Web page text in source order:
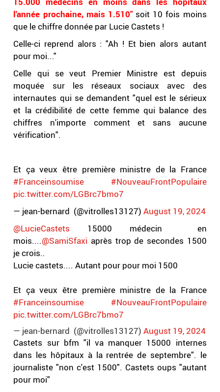
l'année prochaine, mais 1.510" soit 10 fois moins
que le chiffre donnée par Lucie Castets !
Celle-ci reprend alors : "Ah ! Et bien alors autant
pour moi..."
Celle qui se veut Premier Ministre est depuis
moquée sur les réseaux sociaux avec des
internautes qui se demandent "quel est le sérieux
et la crédibilité de cette femme qui balance des
chiffres n'importe comment et sans aucune
vérification".
Et ça veux être première ministre de la France
#Franceinsoumise
#NouveauFrontPopulaire
pic.twitter.com/LGBrc7bmo7
— jean-bernard (@vitrolles13127)August 19, 2024
@LucieCastets 15000 médecin en
mois....@SamiSfaxi après trop de secondes 1500
je crois..
Lucie castets.... Autant pour pour moi 1500
Et ça veux être première ministre de la France
#Franceinsoumise
#NouveauFrontPopulaire
pic.twitter.com/LGBrc7bmo7
— jean-bernard (@vitrolles13127)August 19, 2024
Castets sur bfm "il va manquer 15000 internes
dans les hôpitaux à la rentrée de septembre". le
journaliste "non c'est 1500". Castets oups "autant
pour moi"